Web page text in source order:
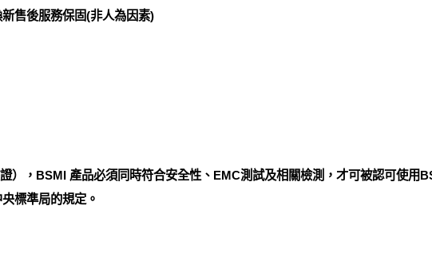
售後服務保固(非人為因素)
），BSMI 產品必須同時符合安全性、EMC測試及相關檢測，才可被認可使用
標準局的規定。